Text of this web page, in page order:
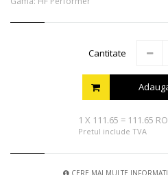
Cantitate
1 X 111.65 = 111.65
Pretul include TVA
CERE MAI MULTE